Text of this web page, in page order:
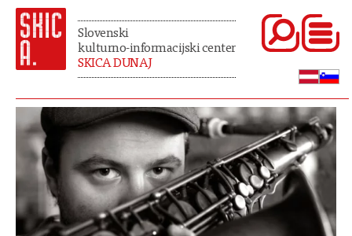
Slovenski
kulturno-informacijski center
SKICA DUNAJ